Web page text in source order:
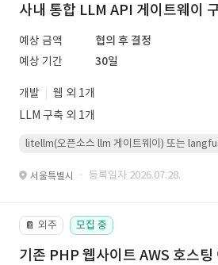
사내 통합 LLM API 게이트웨이
예상 금액
협의 후 결정
예상 기간
30일
개발
웹 외 1개
LLM 구축 외 1개
litellm(오픈소스 llm 게이트웨이) 또는
서울특별시 · 등록일자 2026.07.28.
📔 외주 모집 중
기존 PHP 웹사이트 AWS 호스팅